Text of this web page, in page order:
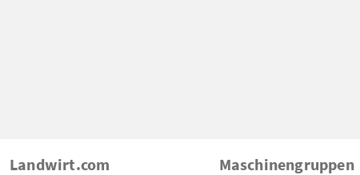
Landwirt.com Maschinengruppen